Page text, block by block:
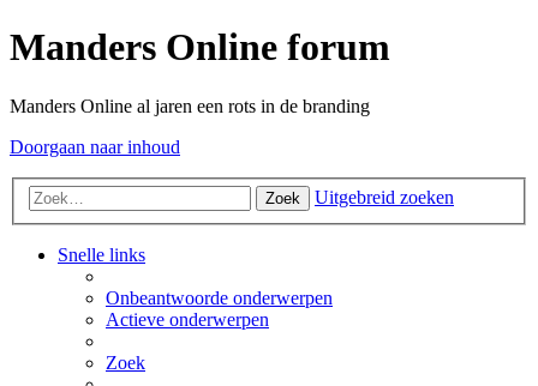
Manders Online forum
Manders Online al jaren een rots in de branding
Doorgaan naar inhoud
Zoek Uitgebreid zoeken
Snelle links
Onbeantwoorde onderwerpen
Actieve onderwerpen
Zoek